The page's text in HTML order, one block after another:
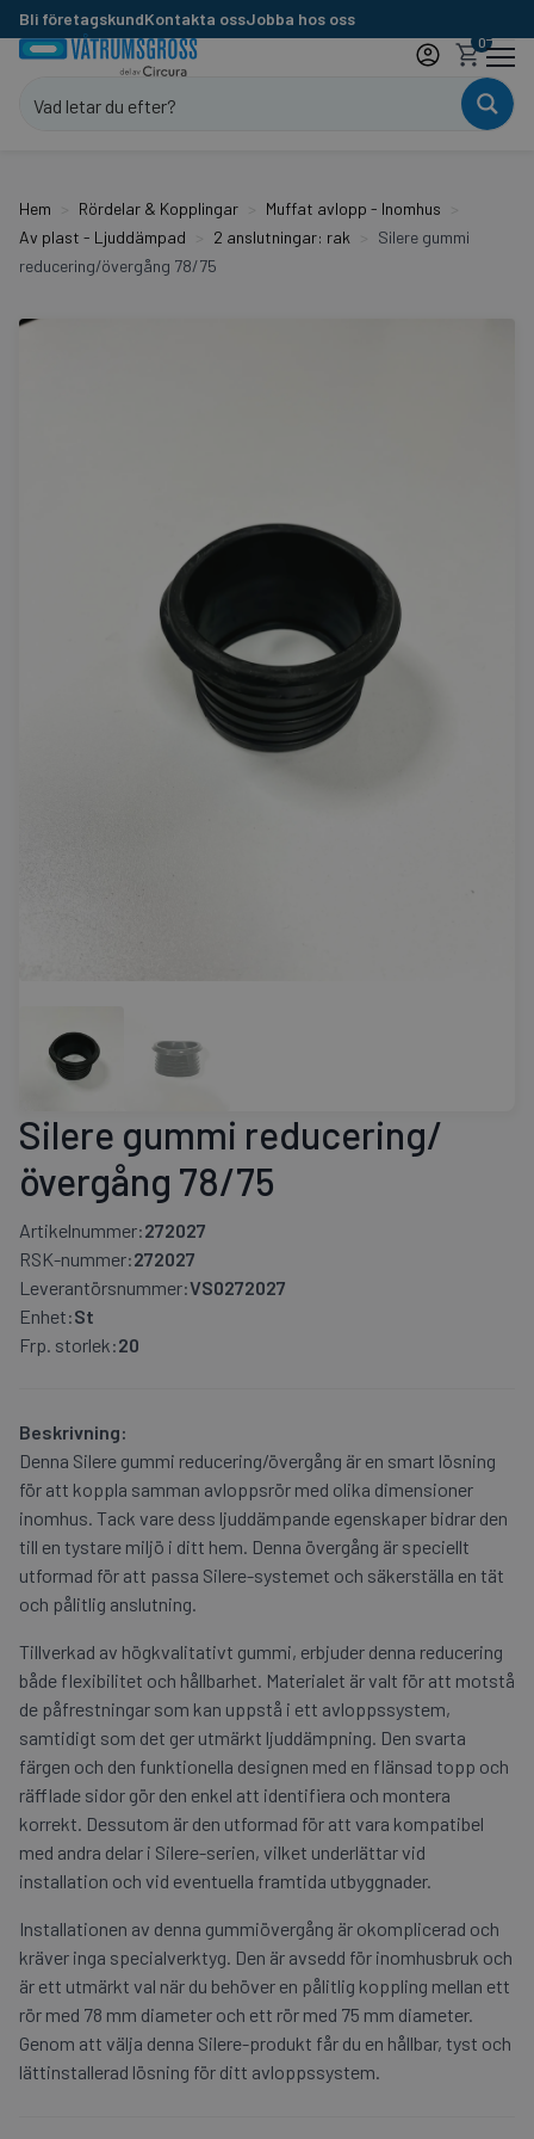
Bli företagskundKontakta ossJobba hos oss
0
Hem Rördelar & Kopplingar
Muffat avlopp - Inomhus
Av plast - Ljuddämpad
2 anslutningar: rak
Silere gummi
reducering/övergång 78/75
Silere gummi reducering/
övergång 78/75
Artikelnummer:272027
RSK-nummer:272027
Leverantörsnummer:VS0272027
Enhet:St
Frp. storlek:20
Beskrivning:
Denna Silere gummi reducering/övergång är en smart lösning
för att koppla samman avloppsrör med olika dimensioner
inomhus. Tack vare dess ljuddämpande egenskaper bidrar den
till en tystare miljö i ditt hem. Denna övergång är speciellt
utformad för att passa Silere-systemet och säkerställa en tät
och pålitlig anslutning.
Tillverkad av högkvalitativt gummi, erbjuder denna reducering
både flexibilitet och hållbarhet. Materialet är valt för att motstå
de påfrestningar som kan uppstå i ett avloppssystem,
samtidigt som det ger utmärkt ljuddämpning. Den svarta
färgen och den funktionella designen med en flänsad topp och
räfflade sidor gör den enkel att identifiera och montera
korrekt. Dessutom är den utformad för att vara kompatibel
med andra delar i Silere-serien, vilket underlättar vid
installation och vid eventuella framtida utbyggnader.
Installationen av denna gummiövergång är okomplicerad och
kräver inga specialverktyg. Den är avsedd för inomhusbruk och
är ett utmärkt val när du behöver en pålitlig koppling mellan ett
rör med 78 mm diameter och ett rör med 75 mm diameter.
Genom att välja denna Silere-produkt får du en hållbar, tyst och
lättinstallerad lösning för ditt avloppssystem.